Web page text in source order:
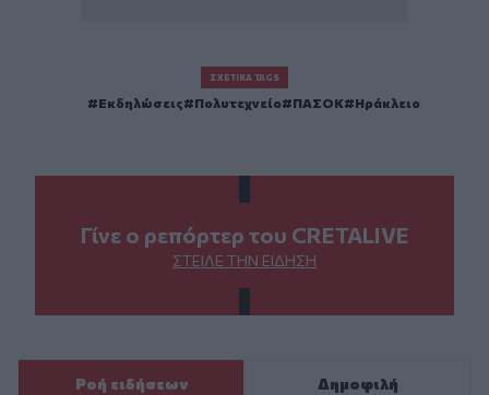
ΣΧΕΤΙΚΆ TAGS
Εκδηλώσεις Πολυτεχνείο ΠΑΣΟΚ Ηράκλειο
Γίνε ο ρεπόρτερ του CRETALIVE
ΣΤΕΊΛΕ ΤΗΝ ΕΊΔΗΣΗ
Ροή ειδήσεων Δημοφιλή